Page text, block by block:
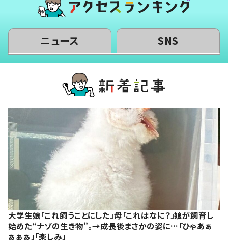
ニュース SNS
大学生娘「これ飼うことにした」母「これはなに？」娘が飼育し
始めた“ナゾの生き物”。→成長後まさかの姿に…「ひゃあぁ
ぁぁぁ」「楽しみ」